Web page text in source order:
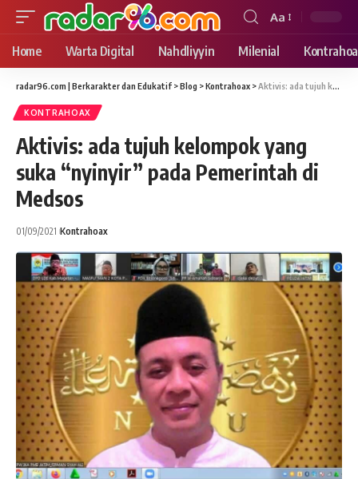
Font
Resizer
Aa
Home Warta Digital Nahdliyyin Milenial
radar96.com | Berkarakter dan Edukatif >Blog >Kontrahoax >Aktivis: ada tujuh kelompok yang suka “nyinyir” pada Pemerintah di Medsos
KONTRAHOAX
Aktivis: ada tujuh kelompok yang
suka “nyinyir” pada Pemerintah di
Medsos
01/09/2021 Kontrahoax